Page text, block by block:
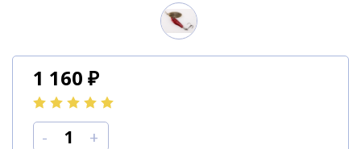
1 160 ₽
- +